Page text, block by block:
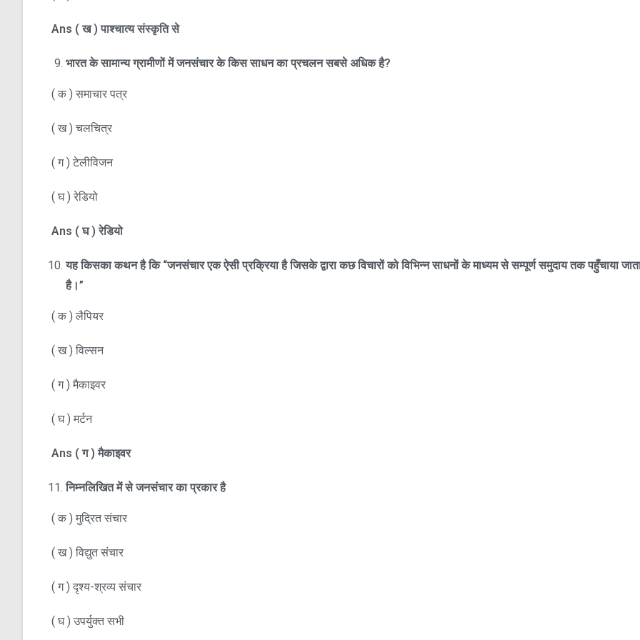
Ans (ख ) पाश्चात्य संस्कृति से
भारत के सामान्य ग्रामीणों में जनसंचार के किस साधन का प्रचलन सबसे अधिक है?
( क ) समाचार पत्र
( ख ) चलचित्र
( ग ) टेलीविजन
( घ ) रेडियो
Ans (घ ) रेडियो
यह किसका कथन है कि “जनसंचार एक ऐसी प्रक्रिया है जिसके द्वारा कछ विचारों को विभिन्न साधनों के माध्यम से सम्पूर्ण समुदाय तक पहुँचाया
है।”
( क ) लैपियर
( ख ) विल्सन
( ग ) मैकाइवर
( घ ) मर्टन
Ans (ग ) मैकाइवर
निम्नलिखित में से जनसंचार का प्रकार है
( क ) मुद्रित संचार
( ख ) विद्युत संचार
( ग ) दृश्य-श्रव्य संचार
( घ ) उपर्युक्त सभी